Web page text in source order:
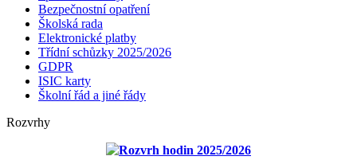
Bezpečnostní opatření
Školská rada
Elektronické platby
Třídní schůzky 2025/2026
GDPR
ISIC karty
Školní řád a jiné řády
Rozvrhy
Rozvrh hodin 2025/2026